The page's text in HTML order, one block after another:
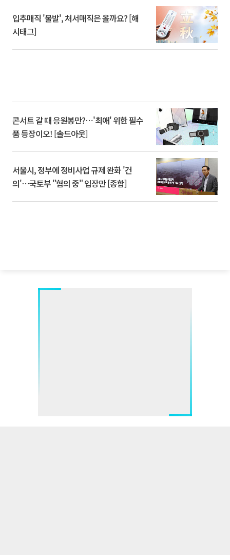
입추매직 '불발', 처서매직은 올까요? [해
시태그]
콘서트 갈 때 응원봉만?⋯'최애' 위한 필수
품 등장이오! [솔드아웃]
서울시, 정부에 정비사업 규제 완화 '건
의'⋯국토부 "협의 중" 입장만 [종합]